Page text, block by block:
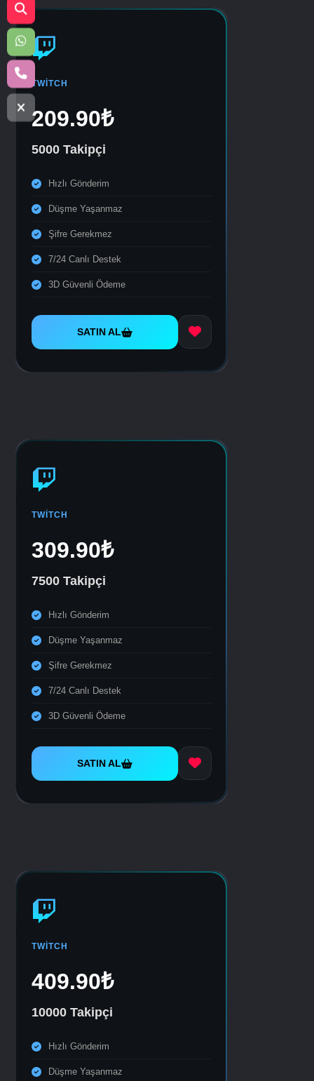
TWITCH
209.90₺
5000 Takipçi
Hızlı Gönderim
Düşme Yaşanmaz
Şifre Gerekmez
7/24 Canlı Destek
3D Güvenli Ödeme
SATIN AL
TWITCH
309.90₺
7500 Takipçi
Hızlı Gönderim
Düşme Yaşanmaz
Şifre Gerekmez
7/24 Canlı Destek
3D Güvenli Ödeme
SATIN AL
TWITCH
409.90₺
10000 Takipçi
Hızlı Gönderim
Düşme Yaşanmaz